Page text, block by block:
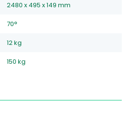
2480 x 495 x 149 mm
70°
12 kg
150 kg